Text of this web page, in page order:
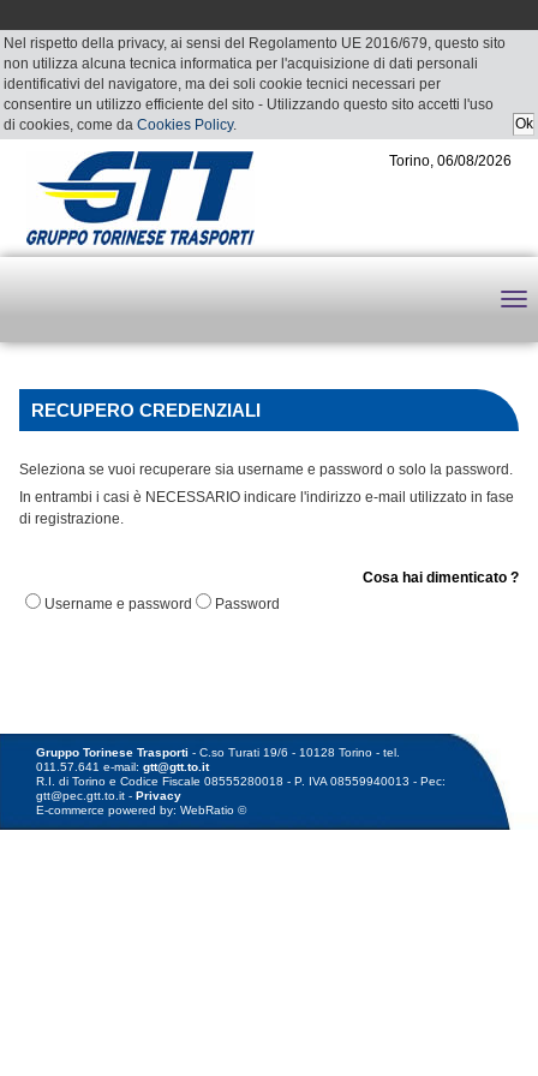
Nel rispetto della privacy, ai sensi del Regolamento UE 2016/679, questo sito
non utilizza alcuna tecnica informatica per l'acquisizione di dati personali
identificativi del navigatore, ma dei soli cookie tecnici necessari per
consentire un utilizzo efficiente del sito - Utilizzando questo sito accetti l'uso
di cookies, come da Cookies Policy.
Torino, 06/08/2026
RECUPERO CREDENZIALI
Seleziona se vuoi recuperare sia username e password o solo la password.
In entrambi i casi è NECESSARIO indicare l'indirizzo e-mail utilizzato in fase
di registrazione.
Cosa hai dimenticato ?
Username e password
Password
Gruppo Torinese Trasporti - C.so Turati 19/6 - 10128 Torino - tel.
011.57.641 e-mail:gtt@gtt.to.it
R.I. di Torino e Codice Fiscale 08555280018 - P. IVA 08559940013 - Pec:
gtt@pec.gtt.to.it -Privacy
E-commerce powered by: WebRatio ©